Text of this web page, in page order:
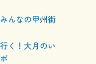
みんなの甲州街